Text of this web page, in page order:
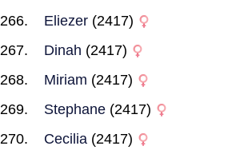
Eliezer (2417)
Dinah (2417)
Miriam (2417)
Stephane (2417)
Cecilia (2417)